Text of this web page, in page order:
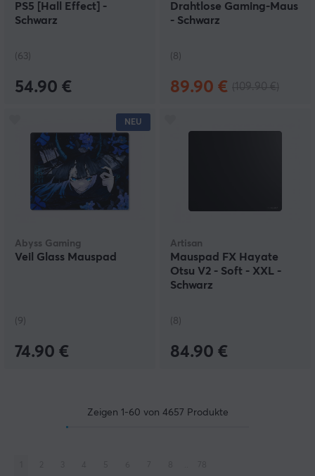
PS5 [Hall Effect] -
Schwarz
(63)
54.90 €
Drahtlose Gaming-Maus
- Schwarz
(8)
89.90 €
NEU
Abyss Gaming
Veil Glass Mauspad
(9)
74.90 €
Artisan
Mauspad FX Hayate
Otsu V2 - Soft - XXL -
Schwarz
(8)
84.90 €
Zeigen 1-60 von 4657 Produkte